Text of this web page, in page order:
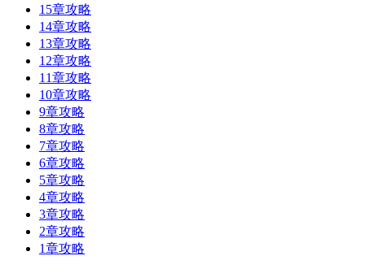
15章攻略
14章攻略
13章攻略
12章攻略
11章攻略
10章攻略
9章攻略
8章攻略
7章攻略
6章攻略
5章攻略
4章攻略
3章攻略
2章攻略
1章攻略